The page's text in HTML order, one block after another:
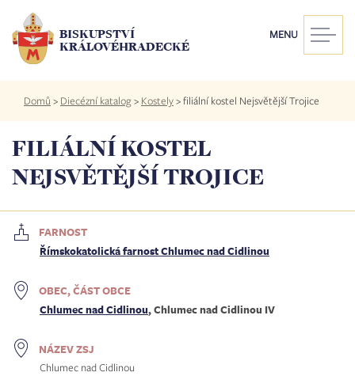
hlavnímu
obsahu
BISKUPSTVÍ
KRÁLOVÉHRADECKÉ
MENU
Drobečková
navigace
Domů > Diecézní katalog> Kostely>filiální kostel Nejsvětější Trojice
FILIÁLNÍ KOSTEL
NEJSVĚTĚJŠÍ TROJICE
FARNOST
Římskokatolická farnost Chlumec nad Cidlinou
OBEC, ČÁST OBCE
Chlumec nad Cidlinou, Chlumec nad Cidlinou IV
NÁZEV ZSJ
Chlumec nad Cidlinou